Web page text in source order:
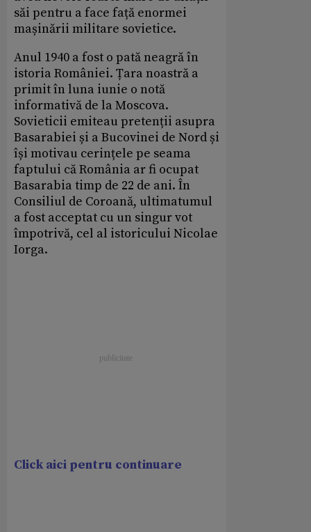
săi pentru a face față enormei
mașinării militare sovietice.
Anul 1940 a fost o pată neagră în
istoria României. Țara noastră a
primit în luna iunie o notă
informativă de la Moscova.
Sovieticii emiteau pretenții asupra
Basarabiei și a Bucovinei de Nord și
își motivau cerințele pe seama
faptului că România ar fi ocupat
Basarabia timp de 22 de ani. În
Consiliul de Coroană, ultimatumul
a fost acceptat cu un singur vot
împotrivă, cel al istoricului Nicolae
Iorga.
Click aici pentru continuare